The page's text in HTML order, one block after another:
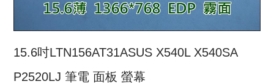
15.6吋LTN156AT31ASUS X540L X540SA
P2520LJ 筆電 面板 螢幕